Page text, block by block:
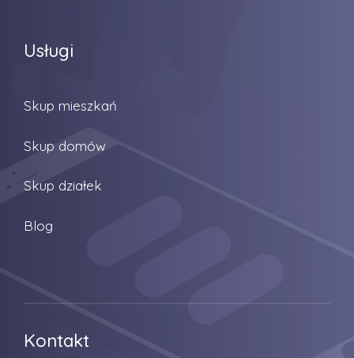
Usługi
Skup mieszkań
Skup domów
Skup działek
Blog
Kontakt